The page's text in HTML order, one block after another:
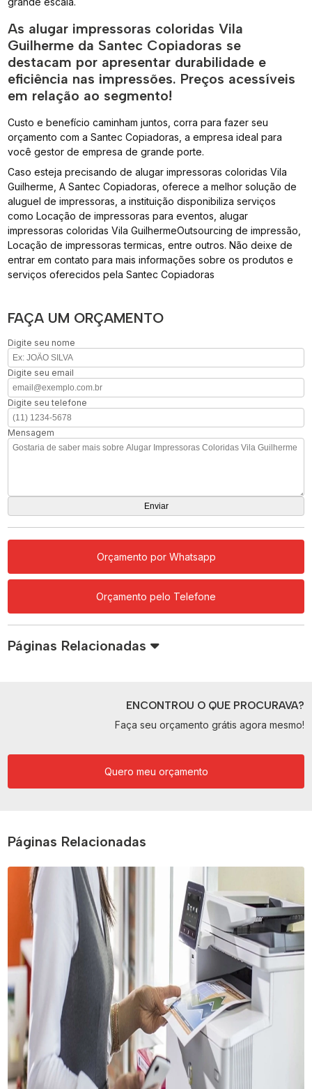
As alugar impressoras coloridas Vila
Guilherme da Santec Copiadoras se
destacam por apresentar durabilidade e
eficiência nas impressões. Preços acessíveis
em relação ao segmento!
Custo e benefício caminham juntos, corra para fazer seu
orçamento com a Santec Copiadoras, a empresa ideal para
você gestor de empresa de grande porte.
Caso esteja precisando de alugar impressoras coloridas Vila
Guilherme, A Santec Copiadoras, oferece a melhor solução de
aluguel de impressoras, a instituição disponibiliza serviços
como Locação de impressoras para eventos, alugar
impressoras coloridas Vila GuilhermeOutsourcing de impressão,
Locação de impressoras termicas, entre outros. Não deixe de
entrar em contato para mais informações sobre os produtos e
serviços oferecidos pela Santec Copiadoras
FAÇA UM ORÇAMENTO
Digite seu nome
Digite seu email
Digite seu telefone
Mensagem
Orçamento por Whatsapp
Orçamento pelo Telefone
Páginas Relacionadas
ENCONTROU O QUE PROCURAVA?
Faça seu orçamento grátis agora mesmo!
Quero meu orçamento
Páginas Relacionadas